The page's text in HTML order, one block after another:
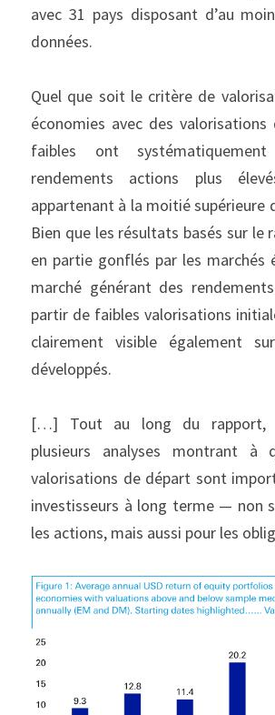
avec 31 pays disposant d’au
données.
Quel que soit le critère de
économies avec des
faibles ont
rendements actions plus
appartenant à la moitié supérieure
Bien que les résultats basés sur le
en partie gonflés par les marchés
marché générant des
partir de faibles valorisations
clairement visible également
développés.
[…] Tout au long du rapport,
plusieurs analyses montrant à
valorisations de départ sont
investisseurs à long terme — non
les actions, mais aussi pour les